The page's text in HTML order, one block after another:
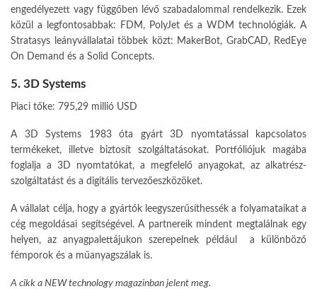
engedélyezett vagy függőben lévő szabadalommal rendelkezik. Ezek
közül a legfontosabbak: FDM, PolyJet és a WDM technológiák. A
Stratasys leányvállalatai többek közt: MakerBot, GrabCAD, RedEye
On Demand és a Solid Concepts.
5. 3D Systems
Piaci tőke: 795,29 millió USD
A 3D Systems 1983 óta gyárt 3D nyomtatással kapcsolatos
termékeket, illetve biztosít szolgáltatásokat. Portfóliójuk magába
foglalja a 3D nyomtatókat, a megfelelő anyagokat, az alkatrész-
szolgáltatást és a digitális tervezőeszközöket.
A vállalat célja, hogy a gyártók leegyszerűsíthessék a folyamataikat a
cég megoldásai segítségével. A partnereik mindent megtalálnak egy
helyen, az anyagpalettájukon szerepelnek például a különböző
fémporok és a műanyagszálak is.
A cikk a NEW technology magazinban jelent meg.